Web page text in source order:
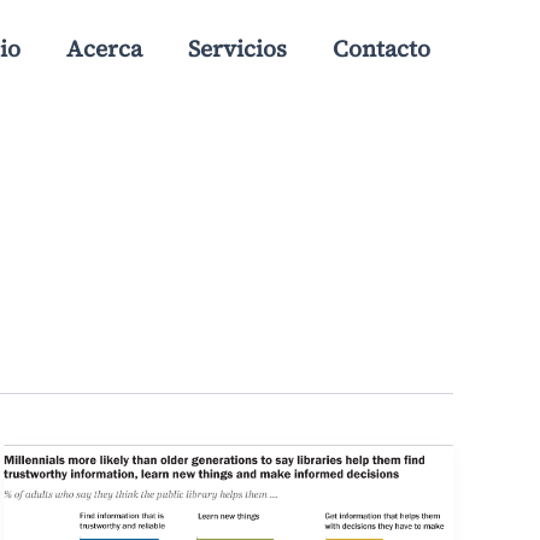
Acerca Servicios Contacto